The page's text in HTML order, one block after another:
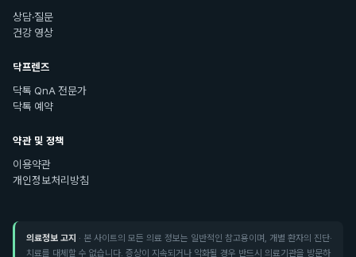
상담·질문
건강 영상
닥프렌즈
닥톡 QnA 전문가
닥톡 예약
약관 및 정책
이용약관
개인정보처리방침
의료정보 고지 · 본 사이트의 모든 의료 정보는 일반적인 참고용이며, 개별 환자의 진단·
치료를 대체할 수 없습니다. 증상이 지속되거나 악화될 경우 반드시 의료기관을 방문하